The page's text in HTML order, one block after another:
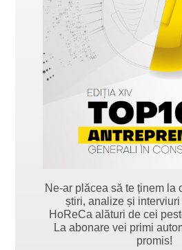
Ne-ar plăcea să te ținem la
știri, analize și
HoReCa alături de cei
La abonare vei primi
promis!